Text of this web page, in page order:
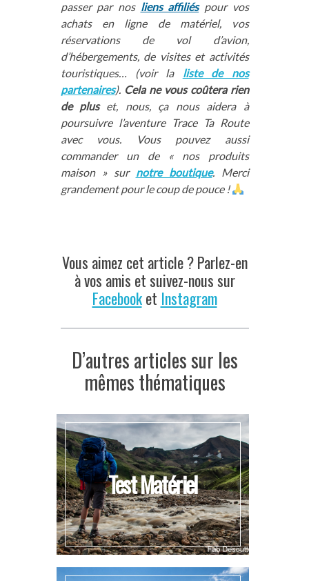
passer par nos liens affiliéspour vos
achats en ligne de matériel, vos
réservations de vol d’avion,
d’hébergements, de visites et activités
touristiques… (voir la liste de nos
partenaires). Cela ne vous coûtera rien
de pluset, nous, ça nous aidera à
poursuivre l’aventure Trace Ta Route
avec vous. Vous pouvez aussi
commander un de « nos produits
maison » sur notre boutique. Merci
grandement pour le coup de pouce !
Vous aimez cet article ? Parlez-en
à vos amis et suivez-nous sur
Facebooket Instagram
D’autres articles sur les
mêmes thématiques
Test Matériel